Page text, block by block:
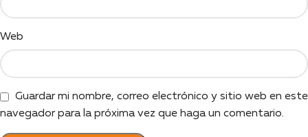
Web
Guardar mi nombre, correo electrónico y sitio web en este
navegador para la próxima vez que haga un comentario.